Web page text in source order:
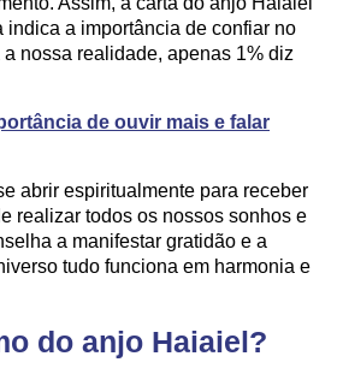
indica a importância de confiar no
nossa realidade, apenas 1% diz
de ouvir mais e falar
abrir espiritualmente para receber
realizar todos os nossos sonhos e
a manifestar gratidão e a
tudo funciona em harmonia e
do anjo Haiaiel?